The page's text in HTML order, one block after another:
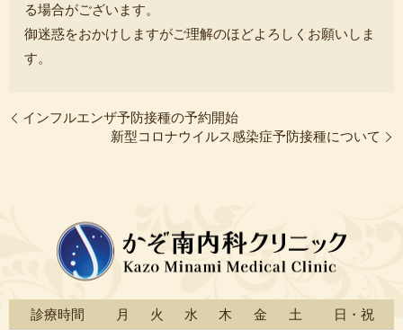
る場合がございます。
御迷惑をおかけしますがご理解のほどよろしくお願いしま
す。
インフルエンザ予防接種の予約開始
新型コロナウイルス感染症予防接種について
診療時間 月 火 水 木 金 土
日・祝